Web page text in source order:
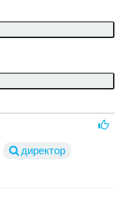
директор